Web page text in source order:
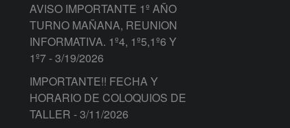
AVISO IMPORTANTE 1º AÑO
TURNO MAÑANA, REUNION
INFORMATIVA. 1º4, 1º5,1º6 Y
1º7- 3/19/2026
IMPORTANTE!! FECHA Y
HORARIO DE COLOQUIOS DE
TALLER - 3/11/2026